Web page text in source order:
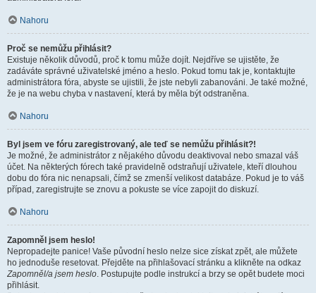
Nahoru
Proč se nemůžu přihlásit?
Existuje několik důvodů, proč k tomu může dojít. Nejdříve se ujistěte, že
zadáváte správné uživatelské jméno a heslo. Pokud tomu tak je, kontaktujte
administrátora fóra, abyste se ujistili, že jste nebyli zabanováni. Je také možné,
že je na webu chyba v nastavení, která by měla být odstraněna.
Nahoru
Byl jsem ve fóru zaregistrovaný, ale teď se nemůžu přihlásit?!
Je možné, že administrátor z nějakého důvodu deaktivoval nebo smazal váš
účet. Na některých fórech také pravidelně odstraňují uživatele, kteří dlouhou
dobu do fóra nic nenapsali, čímž se zmenší velikost databáze. Pokud je to váš
případ, zaregistrujte se znovu a pokuste se více zapojit do diskuzí.
Nahoru
Zapomněl jsem heslo!
Nepropadejte panice! Vaše původní heslo nelze sice získat zpět, ale můžete
ho jednoduše resetovat. Přejděte na přihlašovací stránku a klikněte na odkaz
Zapomněl/a jsem heslo. Postupujte podle instrukcí a brzy se opět budete moci
přihlásit.